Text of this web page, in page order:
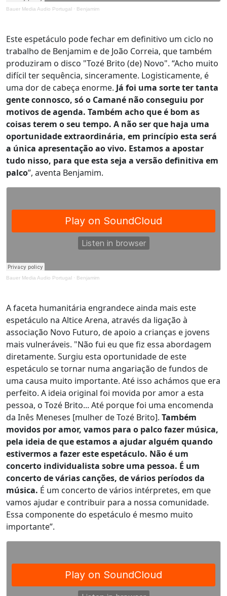
Bauer Media Audio Portugal · Benjamim
Este espetáculo pode fechar em definitivo um ciclo no
trabalho de Benjamim e de João Correia, que também
produziram o disco "Tozé Brito (de) Novo". “Acho muito
difícil ter sequência, sinceramente. Logisticamente, é
uma dor de cabeça enorme. Já foi uma sorte ter tanta
gente connosco, só o Camané não conseguiu por
motivos de agenda. Também acho que é bom as
coisas terem o seu tempo. A não ser que haja uma
oportunidade extraordinária, em princípio esta será
a única apresentação ao vivo. Estamos a apostar
tudo nisso, para que esta seja a versão definitiva em
palco”, aventa Benjamim.
Bauer Media Audio Portugal · Benjamim
A faceta humanitária engrandece ainda mais este
espetáculo na Altice Arena, através da ligação à
associação Novo Futuro, de apoio a crianças e jovens
mais vulneráveis. "Não fui eu que fiz essa abordagem
diretamente. Surgiu esta oportunidade de este
espetáculo se tornar numa angariação de fundos de
uma causa muito importante. Até isso achámos que era
perfeito. A ideia original foi movida por amor a esta
pessoa, o Tozé Brito... Até porque foi uma encomenda
da Inês Meneses [mulher de Tozé Brito]. Também
movidos por amor, vamos para o palco fazer música,
pela ideia de que estamos a ajudar alguém quando
estivermos a fazer este espetáculo. Não é um
concerto individualista sobre uma pessoa. É um
concerto de várias canções, de vários períodos da
música. É um concerto de vários intérpretes, em que
vamos ajudar e contribuir para a nossa comunidade.
Essa componente do espetáculo é mesmo muito
importante”.